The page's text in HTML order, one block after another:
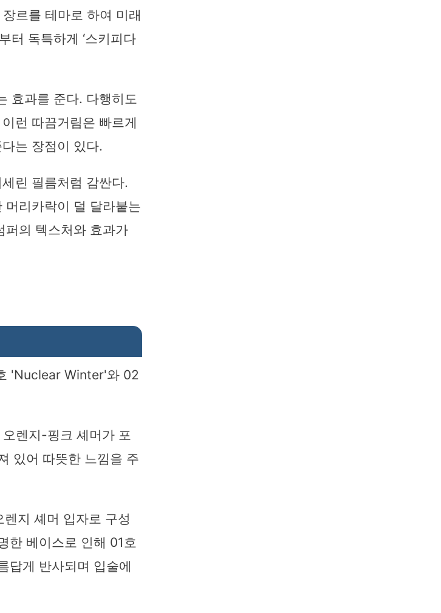
르를 테마로 하여 미래
터 독특하게 ‘스키피다
효과를 준다. 다행히도
런 따끔거림은 빠르게
는 장점이 있다.
린 필름처럼 감싼다.
머리카락이 덜 달라붙는
퍼의 텍스처와 효과가
'Nuclear Winter'와 02
렌지-핑크 셰머가 포
있어 따뜻한 느낌을 주
지 셰머 입자로 구성
한 베이스로 인해 01호
답게 반사되며 입술에